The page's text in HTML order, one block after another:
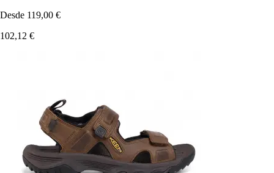
Desde 119,00 €
102,12 €